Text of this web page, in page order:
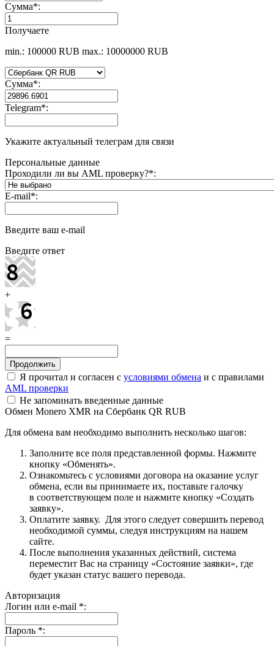
Сумма*:
Получаете
min.: 100000 RUB max.: 10000000 RUB
Сумма*:
Telegram*:
Укажите актуальный телеграм для связи
Персональные данные
Проходили ли вы AML проверку?*:
E-mail*:
Введите ваш e-mail
Введите ответ
+
=
Я прочитал и согласен с условиями обмена и с правилами
AML проверки
Не запоминать введенные данные
Обмен Monero XMR на Сбербанк QR RUB
Для обмена вам необходимо выполнить несколько шагов:
Заполните все поля представленной формы. Нажмите
кнопку «Обменять».
Ознакомьтесь с условиями договора на оказание услуг
обмена, если вы принимаете их, поставьте галочку
в соответствующем поле и нажмите кнопку «Создать
заявку».
Оплатите заявку. Для этого следует совершить перевод
необходимой суммы, следуя инструкциям на нашем
сайте.
После выполнения указанных действий, система
переместит Вас на страницу «Состояние заявки», где
будет указан статус вашего перевода.
Авторизация
Логин или e-mail *:
Пароль *: